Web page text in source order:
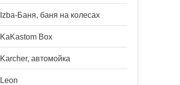
Izba-Баня, баня на колесах
KaKastom Box
Karcher, автомойка
Leon